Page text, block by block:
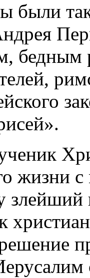
были
жизни
к